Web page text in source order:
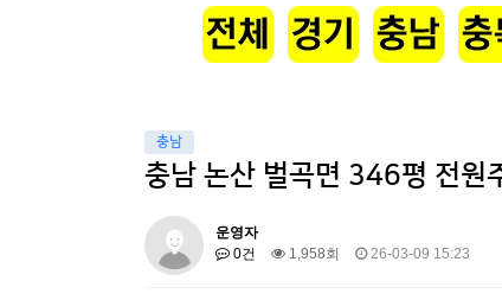
충남
충남 논산 벌곡면 346평 전원
운영자
0건
1,958회 26-03-09 15:23